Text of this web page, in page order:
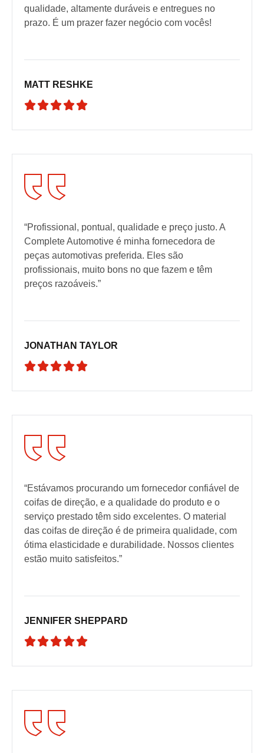
qualidade, altamente duráveis e entregues no
prazo. É um prazer fazer negócio com vocês!
MATT RESHKE

“Profissional, pontual, qualidade e preço justo. A
Complete Automotive é minha fornecedora de
peças automotivas preferida. Eles são
profissionais, muito bons no que fazem e têm
preços razoáveis.”
JONATHAN TAYLOR

“Estávamos procurando um fornecedor confiável de
coifas de direção, e a qualidade do produto e o
serviço prestado têm sido excelentes. O material
das coifas de direção é de primeira qualidade, com
ótima elasticidade e durabilidade. Nossos clientes
estão muito satisfeitos.”
JENNIFER SHEPPARD
